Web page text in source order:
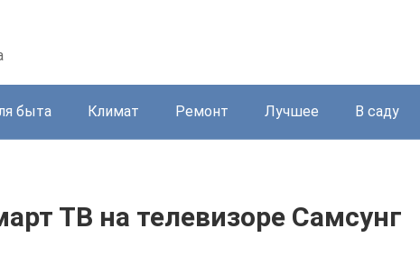
быта Климат Ремонт Лучшее В саду
ТВ на телевизоре Самсунг